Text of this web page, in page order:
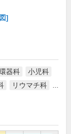
]
器科
小児科
リウマチ科